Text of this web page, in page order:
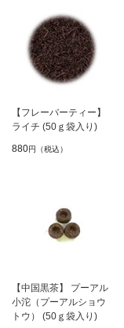
【フレーバーティー】
ライチ (50ｇ袋入り)
880円（税込）
【中国黒茶】 プーアル
小沱（プーアルショウ
トウ） (50ｇ袋入り)